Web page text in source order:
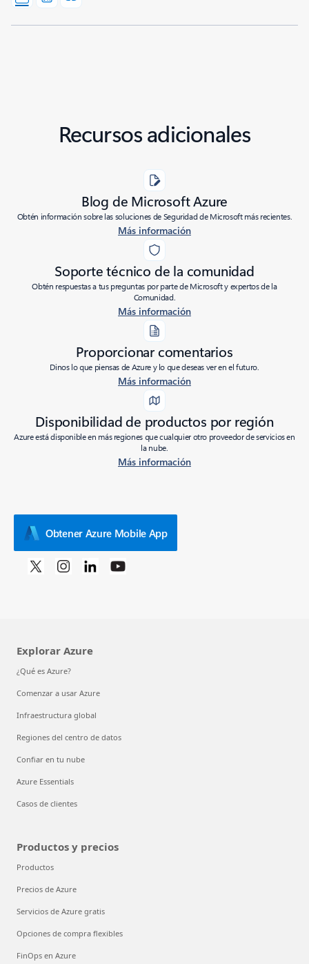
Recursos adicionales
Blog de Microsoft Azure
Obtén información sobre las soluciones de Seguridad de Microsoft más recientes.
Más información
Soporte técnico de la comunidad
Obtén respuestas a tus preguntas por parte de Microsoft y expertos de la
Comunidad.
Más información
Proporcionar comentarios
Dinos lo que piensas de Azure y lo que deseas ver en el futuro.
Más información
Disponibilidad de productos por región
Azure está disponible en más regiones que cualquier otro proveedor de servicios en
la nube.
Más información
Obtener Azure Mobile App
Explorar Azure
¿Qué es Azure?
Comenzar a usar Azure
Infraestructura global
Regiones del centro de datos
Confiar en tu nube
Azure Essentials
Casos de clientes
Productos y precios
Productos
Precios de Azure
Servicios de Azure gratis
Opciones de compra flexibles
FinOps en Azure